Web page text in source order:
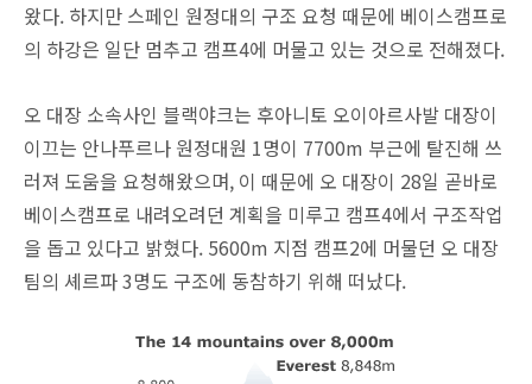
왔다. 하지만 스페인 원정대의 구조 요청 때문에 베이스캠프로
의 하강은 일단 멈추고 캠프4에 머물고 있는 것으로 전해졌다.
오 대장 소속사인 블랙야크는 후아니토 오이아르사발 대장이
이끄는 안나푸르나 원정대원 1명이 7700m 부근에 탈진해 쓰
러져 도움을 요청해왔으며, 이 때문에 오 대장이 28일 곧바로
베이스캠프로 내려오려던 계획을 미루고 캠프4에서 구조작업
을 돕고 있다고 밝혔다. 5600m 지점 캠프2에 머물던 오 대장
팀의 셰르파 3명도 구조에 동참하기 위해 떠났다.